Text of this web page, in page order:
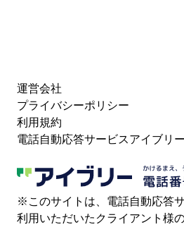
運営会社
プライバシーポリシー
利用規約
電話自動応答サービスアイブリー
※このサイトは、電話自動応答
利用いただいたクライアント様